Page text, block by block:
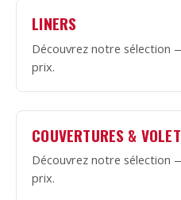
LINERS
Découvrez notre sélection
prix.
COUVERTURES &
Découvrez notre sélection
prix.